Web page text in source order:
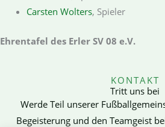
Carsten Wolters, Spieler
Ehrentafel des Erler SV 08 e.V.
KONTAKT
Tritt uns bei
Werde Teil unserer
Begeisterung und den Teamgeist